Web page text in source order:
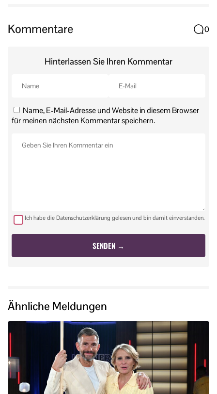
Kommentare 0
Hinterlassen Sie Ihren Kommentar
Name, E-Mail-Adresse und Website in diesem Browser
für meinen nächsten Kommentar speichern.
Ich habe die Datenschutzerklärung gelesen und bin damit einverstanden.
Ähnliche Meldungen